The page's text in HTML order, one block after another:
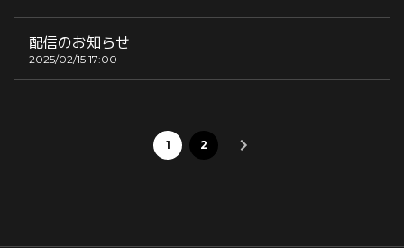
配信のお知らせ
2025/02/15 17:00
1 2